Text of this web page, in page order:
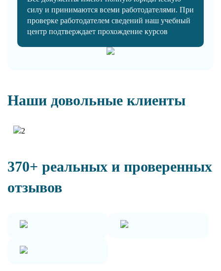
силу и принимаются всеми работодателями. При
проверке работодателем сведений наш учебный
центр подтверждает прохождение курсов
Наши довольные клиенты
370+ реальных и проверенных
отзывов